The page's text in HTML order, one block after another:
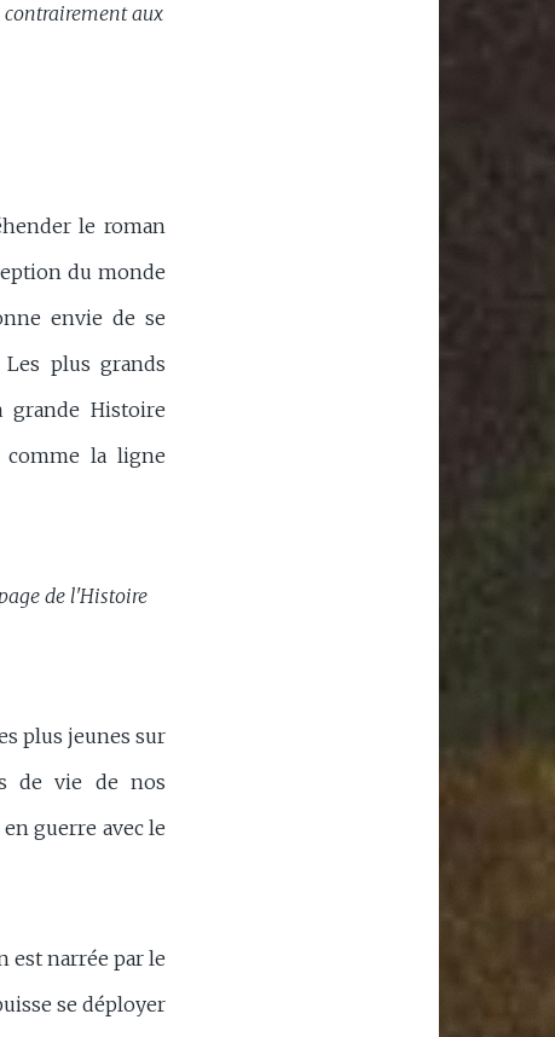
contrairement aux
le roman
du monde
envie de se
plus grands
Histoire
la ligne
de l'Histoire
plus jeunes sur
de vie de nos
guerre avec le
est narrée par le
se déployer